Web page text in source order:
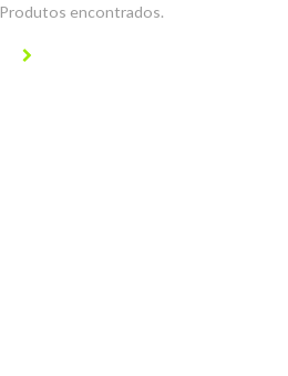
Produtos encontrados.